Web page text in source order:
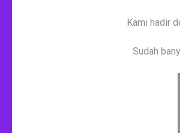
Kami hadir
Sudah